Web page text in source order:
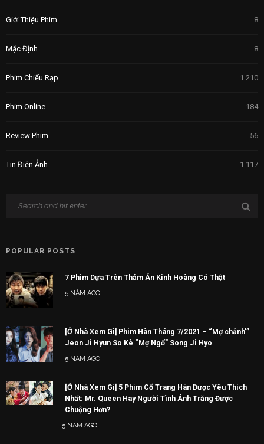
Giới Thiệu Phim 8
Mặc Định 8
Phim Chiếu Rạp 1.210
Phim Online 184
Review Phim 56
Tin Điện Ảnh 1.117
POPULAR POSTS
7 Phim Dựa Trên Thảm Án Kinh Hoàng Có Thật
5 NĂM AGO
[Ở Nhà Xem Gì] Phim Hàn Tháng 7/2021 – “Mợ chảnh'”
Jeon Ji Hyun So Kè “Mợ Ngố” Song Ji Hyo
5 NĂM AGO
[Ở Nhà Xem Gì] 5 Phim Cổ Trang Hàn Được Yêu Thích
Nhất: Mr. Queen Hay Người Tình Ánh Trăng Được
Chuộng Hơn?
5 NĂM AGO